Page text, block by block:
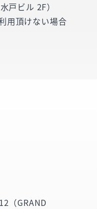
戸ビル 2F）
用頂けない場合
（GRAND